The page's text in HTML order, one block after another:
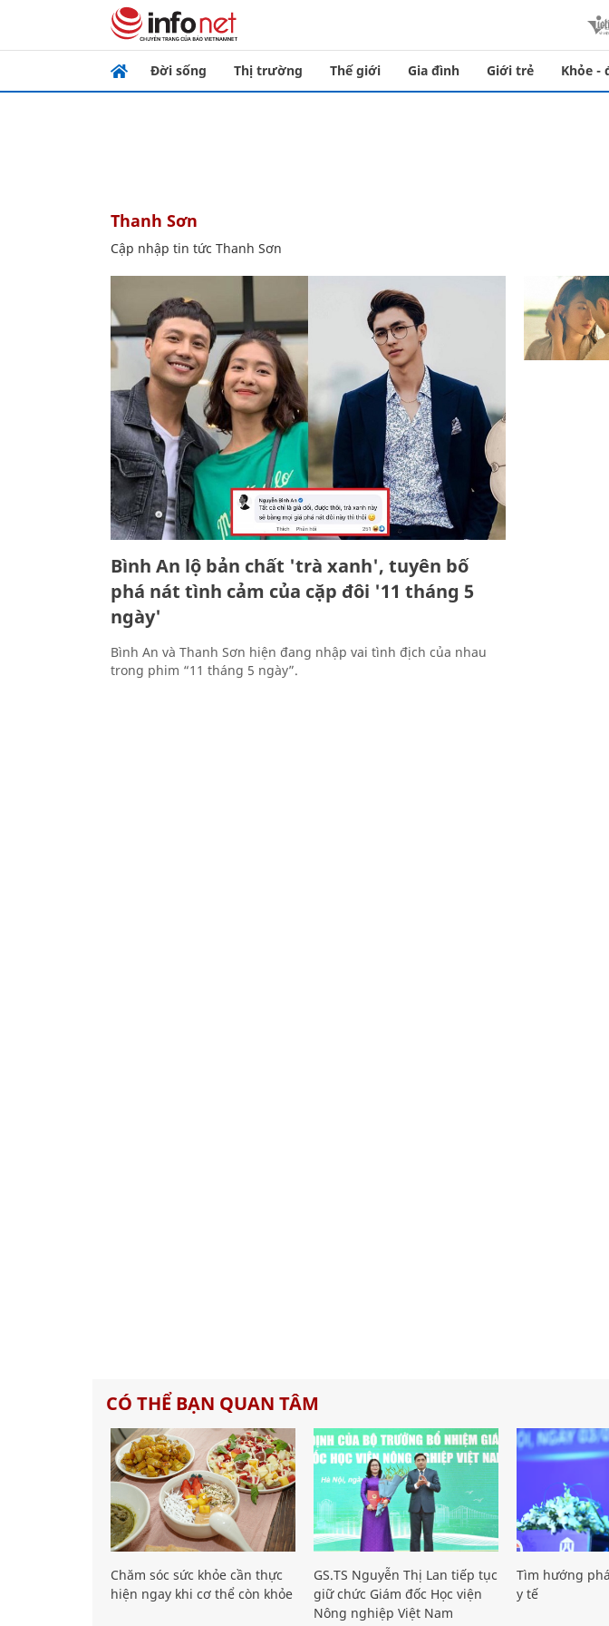
Đời sống Thị trường Thế giới Gia đình Giới trẻ Khỏe -
Thanh Sơn
Cập nhập tin tức Thanh Sơn
Bình An lộ bản chất 'trà xanh', tuyên bố
phá nát tình cảm của cặp đôi '11 tháng 5
ngày'
Bình An và Thanh Sơn hiện đang nhập vai tình địch của nhau
trong phim “11 tháng 5 ngày”.
CÓ THỂ BẠN QUAN TÂM
Chăm sóc sức khỏe cần thực
hiện ngay khi cơ thể còn khỏe
GS.TS Nguyễn Thị Lan tiếp tục
giữ chức Giám đốc Học viện
Nông nghiệp Việt Nam
Tìm hướng
y tế